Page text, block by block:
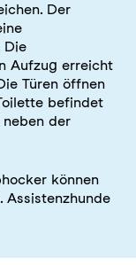
Der
Die
Aufzug erreicht
Türen öffnen
befindet
der
können
Assistenzhunde